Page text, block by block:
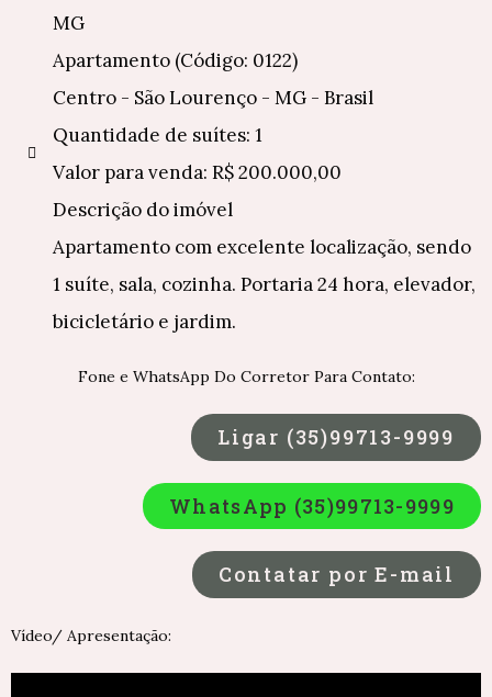
MG
Apartamento (Código: 0122)
Centro - São Lourenço - MG - Brasil
Quantidade de suítes: 1
Valor para venda: R$ 200.000,00
Descrição do imóvel
Apartamento com excelente localização, sendo
1 suíte, sala, cozinha. Portaria 24 hora, elevador,
bicicletário e jardim.
Fone e WhatsApp Do Corretor Para Contato:
Ligar (35)99713-9999
WhatsApp (35)99713-9999
Contatar por E-mail
Vídeo/ Apresentação: